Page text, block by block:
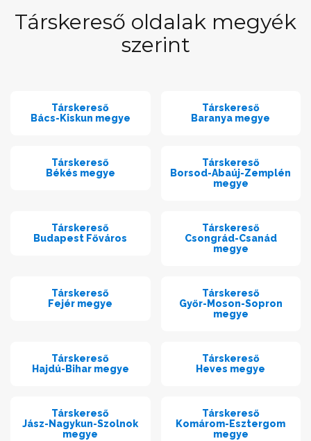
Társkereső oldalak megyék
szerint
Társkereső
Bács-Kiskun megye
Társkereső
Baranya megye
Társkereső
Békés megye
Társkereső
Borsod-Abaúj-Zemplén
megye
Társkereső
Budapest Főváros
Társkereső
Csongrád-Csanád
megye
Társkereső
Fejér megye
Társkereső
Győr-Moson-Sopron
megye
Társkereső
Hajdú-Bihar megye
Társkereső
Heves megye
Társkereső
Jász-Nagykun-Szolnok
megye
Társkereső
Komárom-Esztergom
megye